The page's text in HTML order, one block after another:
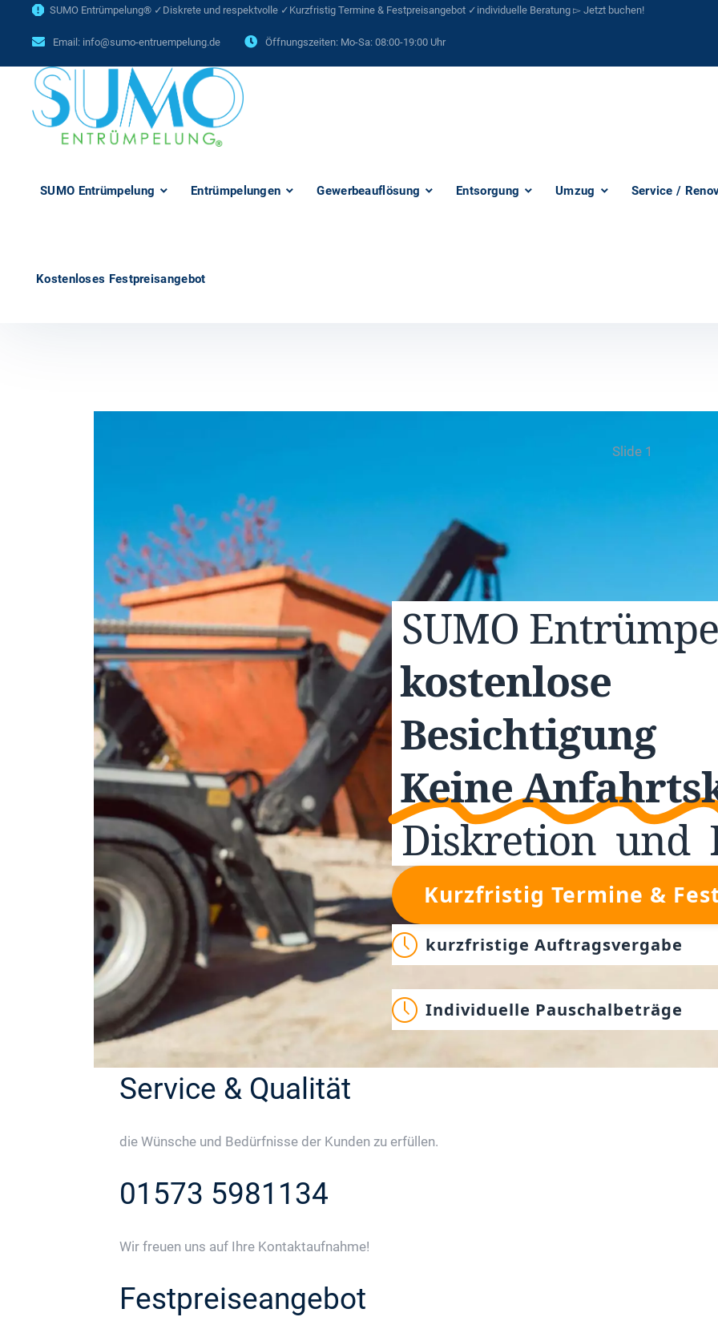
SUMO Entrümpelung® ✓Diskrete und respektvolle ✓Kurzfristig Termine & Festpreisangebot ✓individuelle Beratung ▻ Jetzt buchen!
Email: info@sumo-entruempelung.de Öffnungszeiten: Mo-Sa: 08:00-19:00 Uhr
SUMO Entrümpelung Entrümpelungen Gewerbeauflösung Entsorgung Umzug Service /
Kostenloses Festpreisangebot
Slide 1
SUMO
kostenlose
Besichtigung
Keine
Diskretion und
Kurzfristig Termine &
kurzfristige Auftragsvergabe
Individuelle Pauschalbeträge
Service & Qualität
die Wünsche und Bedürfnisse der Kunden zu erfüllen.
01573 5981134
Wir freuen uns auf Ihre Kontaktaufnahme!
Festpreiseangebot